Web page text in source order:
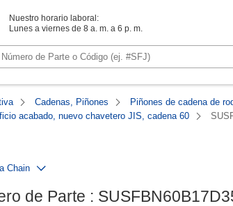
Nuestro horario laboral:
Lunes a viernes de 8 a. m. a 6 p. m.
Cadenas, Piñones
Piñones de cadena de
acabado, nuevo chavetero JIS, cadena 60
Chain
de Parte :